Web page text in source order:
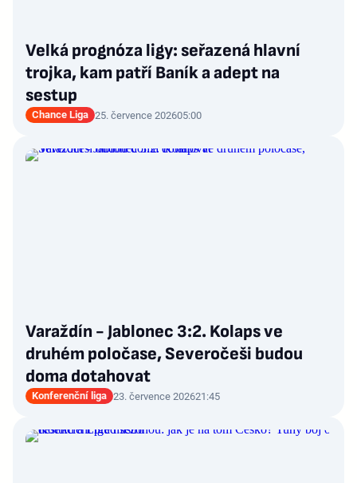
Velká prognóza ligy: seřazená hlavní
trojka, kam patří Baník a adept na
sestup
Chance Liga 25. července 202605:00
Varaždín - Jablonec 3:2. Kolaps ve
druhém poločase, Severočeši budou
doma dotahovat
Konferenční liga 23. července 202621:45